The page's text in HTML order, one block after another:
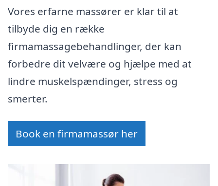
Vores erfarne massører er klar til at
tilbyde dig en række
firmamassagebehandlinger, der kan
forbedre dit velvære og hjælpe med at
lindre muskelspændinger, stress og
smerter.
Book en firmamassør her